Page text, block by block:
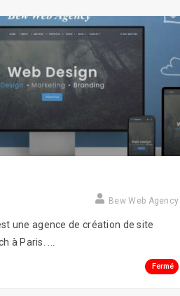
Bew Web Agency
une agence de création de site
à Paris. ...
Fermé